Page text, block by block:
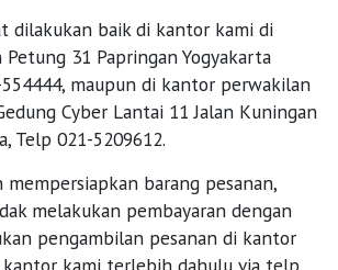
dilakukan baik di kantor kami di
Petung 31 Papringan Yogyakarta
maupun di kantor perwakilan
Cyber Lantai 11 Jalan Kuningan
Telp 021-5209612.
barang pesanan,
melakukan pembayaran dengan
pengambilan pesanan di kantor